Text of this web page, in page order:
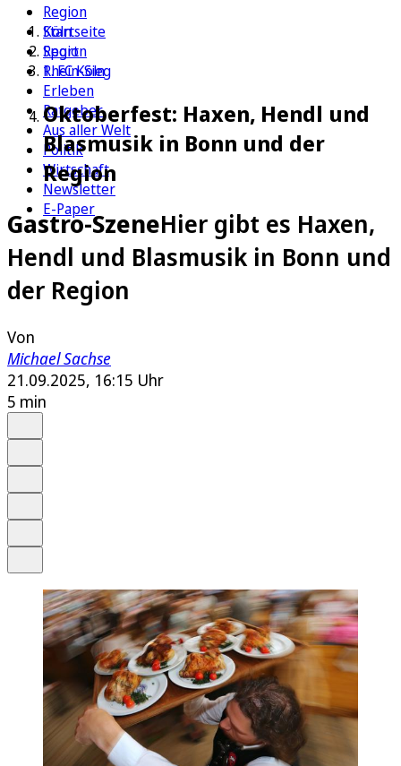
Region
Köln
Sport
1. FC Köln
Erleben
Ratgeber
Aus aller Welt
Politik
Wirtschaft
Newsletter
E-Paper
Startseite
Region
Rhein-Sieg
Oktoberfest: Haxen, Hendl und
Blasmusik in Bonn und der
Region
Gastro-SzeneHier gibt es Haxen,
Hendl und Blasmusik in Bonn und
der Region
Von
Michael Sachse
21.09.2025, 16:15 Uhr
5 min